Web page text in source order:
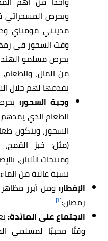
ويحرص
مدينتي مومباي
وقت السحور في
يحرص مسلمو الهند
من المال،
يقدمها لهم خلال
وجبة السحور:
الطعام الذي
السحور، ويتكون
(مثل: خبز القمح،
ومنتجات الألبان،
نسبة عالية من
الإفطار:ومن أبرز
رمضان:[١]
الاجتماع على المائدة:
وقتًا محببًا لمسلمي